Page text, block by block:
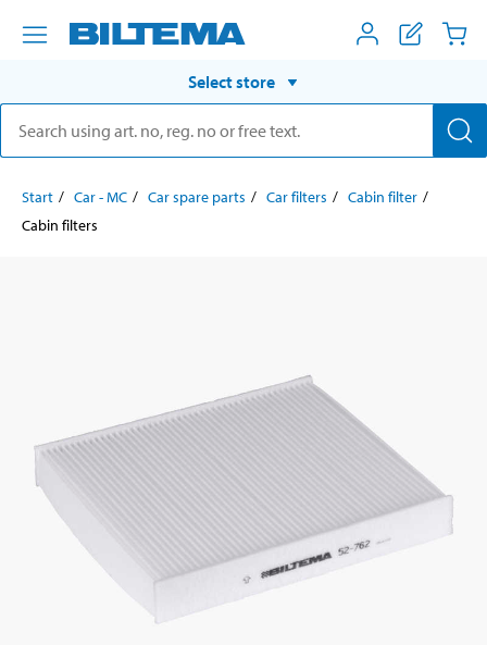
Select store
Start Car - MC Car spare parts Car filters
Cabin filter
Cabin filters